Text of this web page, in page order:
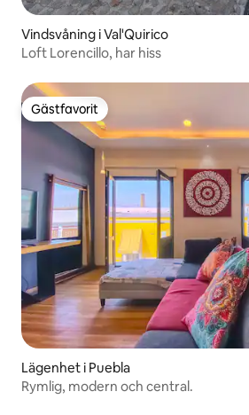
Vindsvåning i Val'Quirico
Loft Lorencillo, har hiss
Gästfavorit
Gästfavorit
Lägenhet i Puebla
Rymlig, modern och central.